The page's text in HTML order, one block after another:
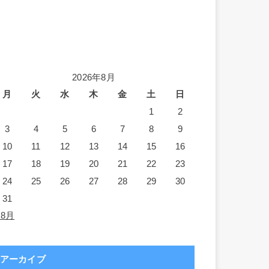
2026年8月
月
火 水 木 金 土
日
1
2
3
4 5 6 7 8
9
10
11 12 13 14 15
16
17
18 19 20 21 22
23
24
25 26 27 28 29
30
31
月
アーカイブ